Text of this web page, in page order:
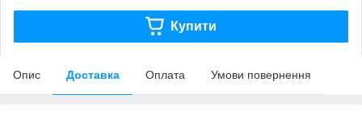
Купити
Опис Доставка Оплата Умови повернення